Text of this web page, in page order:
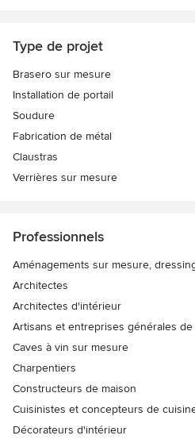
Type de projet
Brasero sur mesure
Installation de portail
Soudure
Fabrication de métal
Claustras
Verrières sur mesure
Professionnels
Aménagements sur mesure,
Architectes
Architectes d'intérieur
Artisans et entreprises générales de
Caves à vin sur mesure
Charpentiers
Constructeurs de maison
Cuisinistes et concepteurs de
Décorateurs d'intérieur